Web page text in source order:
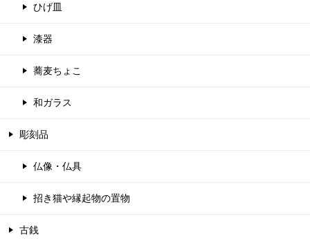
ひげ皿
漆器
蕎麦ちょこ
和ガラス
彫刻品
仏像・仏具
招き猫や縁起物の置物
古銭